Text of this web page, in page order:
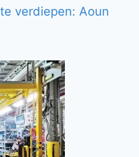
verdiepen: Aoun